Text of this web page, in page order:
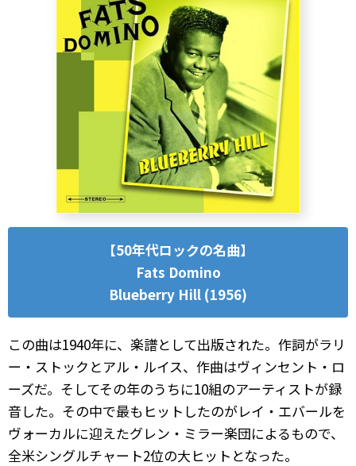
【50年代ロックの名曲】
Fats Domino
Blueberry Hill (1956)
この曲は1940年に、楽譜として出版された。作詞がラリ
ー・ストックとアル・ルイス、作曲はヴィンセント・ロ
ーズだ。そしてその年のうちに10組のアーティストが録
音した。その中で最もヒットしたのがレイ・エバールを
ヴォーカルに迎えたグレン・ミラー楽団によるもので、
全米シングルチャート2位の大ヒットとなった。